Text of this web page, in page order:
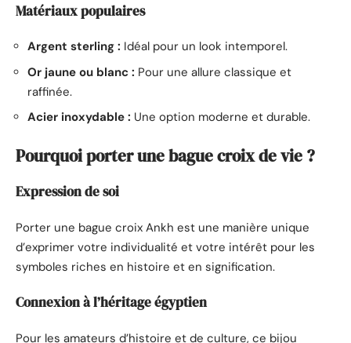
Matériaux populaires
Argent sterling : Idéal pour un look intemporel.
Or jaune ou blanc : Pour une allure classique et
raffinée.
Acier inoxydable : Une option moderne et durable.
Pourquoi porter une bague croix de vie ?
Expression de soi
Porter une bague croix Ankh est une manière unique
d’exprimer votre individualité et votre intérêt pour les
symboles riches en histoire et en signification.
Connexion à l’héritage égyptien
Pour les amateurs d’histoire et de culture, ce bijou